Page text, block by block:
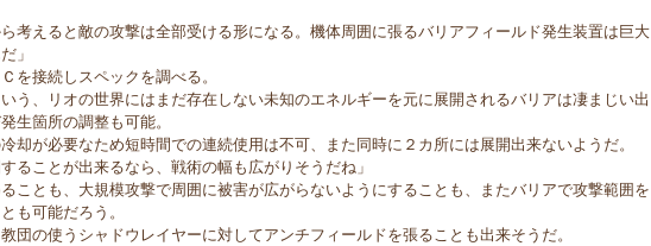
ら考えると敵の攻撃は全部受ける形になる。機体周囲に張るバリアフィールド発生装置は巨大
」
を接続しスペックを調べる。
う、リオの世界にはまだ存在しない未知のエネルギーを元に展開されるバリアは凄まじい出
生箇所の調整も可能。
却が必要なため短時間での連続使用は不可、また同時に２カ所には展開出来ないようだ。
ることが出来るなら、戦術の幅も広がりそうだね」
ことも、大規模攻撃で周囲に被害が広がらないようにすることも、またバリアで攻撃範囲を
も可能だろう。
団の使うシャドウレイヤーに対してアンチフィールドを張ることも出来そうだ。